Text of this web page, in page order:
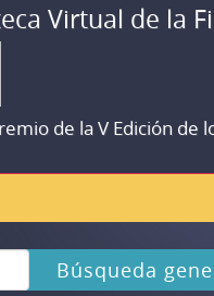
Virtual de la
de la V Edición de
Búsqueda